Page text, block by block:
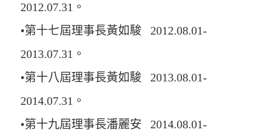
2012.07.31。
•第十七屆理事長黃如駿 2012.08.01-
2013.07.31。
•第十八屆理事長黃如駿 2013.08.01-
2014.07.31。
•第十九屆理事長潘麗安 2014.08.01-